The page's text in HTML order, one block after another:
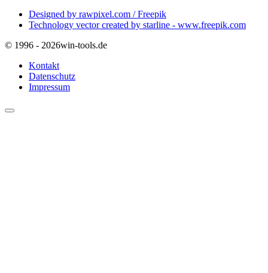
Designed by rawpixel.com / Freepik
Technology vector created by starline - www.freepik.com
© 1996 - 2026win-tools.de
Kontakt
Datenschutz
Impressum